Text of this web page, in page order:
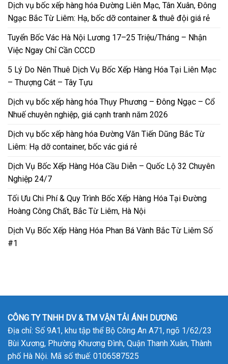
Dịch vụ bốc xếp hàng hóa Đường Liên Mạc, Tân Xuân, Đông
Ngạc Bắc Từ Liêm: Hạ, bốc dỡ container & thuê đội giá rẻ
Tuyển Bốc Vác Hà Nội Lương 17–25 Triệu/Tháng – Nhận
Việc Ngay Chỉ Cần CCCD
5 Lý Do Nên Thuê Dịch Vụ Bốc Xếp Hàng Hóa Tại Liên Mạc
– Thượng Cát – Tây Tựu
Dịch vụ bốc xếp hàng hóa Thụy Phương – Đông Ngạc – Cổ
Nhuế chuyên nghiệp, giá cạnh tranh năm 2026
Dịch vụ bốc xếp hàng hóa Đường Văn Tiến Dũng Bắc Từ
Liêm: Hạ dỡ container, bốc vác giá rẻ
Dịch Vụ Bốc Xếp Hàng Hóa Cầu Diễn – Quốc Lộ 32 Chuyên
Nghiệp 24/7
Tối Ưu Chi Phí & Quy Trình Bốc Xếp Hàng Hóa Tại Đường
Hoàng Công Chất, Bắc Từ Liêm, Hà Nội
Dịch Vụ Bốc Xếp Hàng Hóa Phan Bá Vành Bắc Từ Liêm Số
#1
CÔNG TY TNHH DV & TM VẬN TẢI ÁNH DƯƠNG
Địa chỉ: Số 9A1, khu tập thể Bộ Công An A71, ngõ 1/62/23
Bùi Xương, Phường Khương Đình, Quận Thanh Xuân, Thành
phố Hà Nội. Mã số thuế: 0106587525